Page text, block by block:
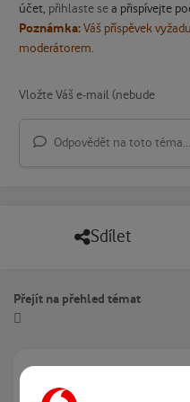
účet, přihlaste sea přispívejte
Poznámka:Váš příspěvek
moderátorem.
Odpovědět na toto téma...
Sdílet
Přejít na přehled témat